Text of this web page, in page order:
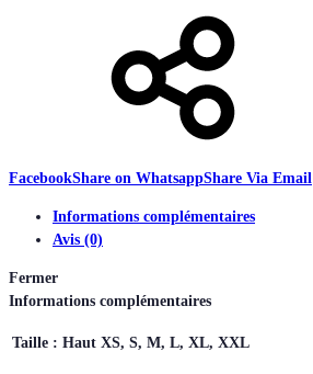
FacebookShare on WhatsappShare Via Email
Informations complémentaires
Avis (0)
Fermer
Informations complémentaires
Taille : Haut XS, S, M, L, XL, XXL